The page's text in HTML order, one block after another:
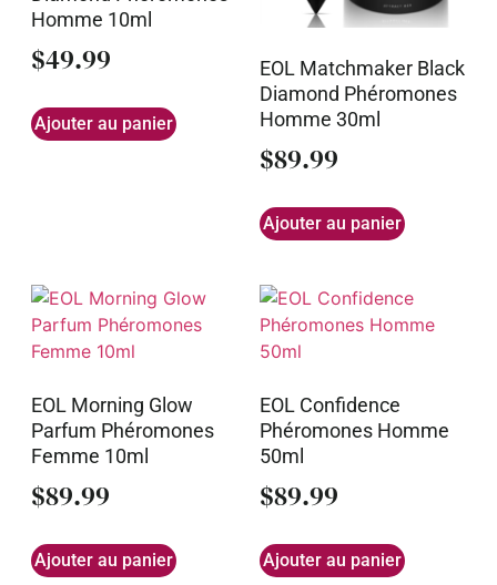
Homme 10ml
$49.99
Ajouter au panier
EOL Matchmaker Black
Diamond Phéromones
Homme 30ml
$89.99
Ajouter au panier
EOL Morning Glow
Parfum Phéromones
Femme 10ml
$89.99
Ajouter au panier
EOL Confidence
Phéromones Homme
50ml
$89.99
Ajouter au panier